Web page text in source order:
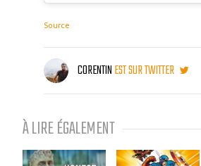
Source
CORENTINEST SUR TWITTER
À LIRE ÉGALEMENT